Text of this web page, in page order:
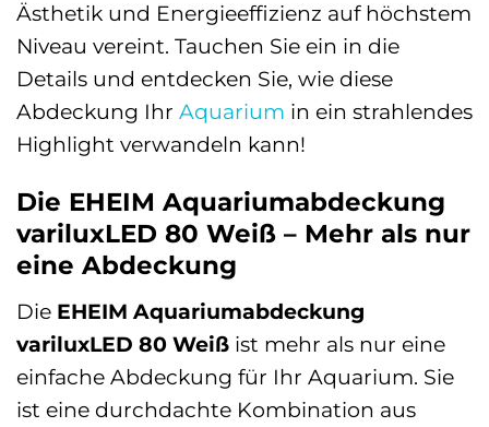
Ästhetik und Energieeffizienz auf höchstem
Niveau vereint. Tauchen Sie ein in die
Details und entdecken Sie, wie diese
Abdeckung Ihr Aquarium in ein strahlendes
Highlight verwandeln kann!
Die EHEIM Aquariumabdeckung
variluxLED 80 Weiß – Mehr als nur
eine Abdeckung
Die EHEIM Aquariumabdeckung
variluxLED 80 Weiß ist mehr als nur eine
einfache Abdeckung für Ihr Aquarium. Sie
ist eine durchdachte Kombination aus